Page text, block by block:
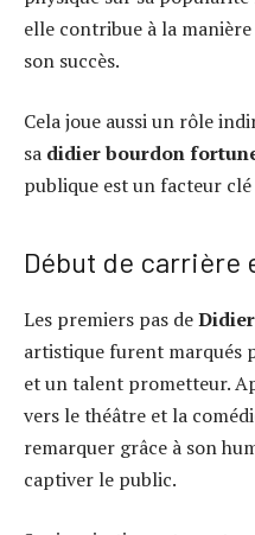
elle contribue à la
son succès.
Cela joue aussi un rôle
sa didier bourdon
publique est un facteur
Début de carrière
Les premiers pas de
artistique furent marqués
et un talent prometteur.
vers le théâtre et la
remarquer grâce à son
captiver le public.